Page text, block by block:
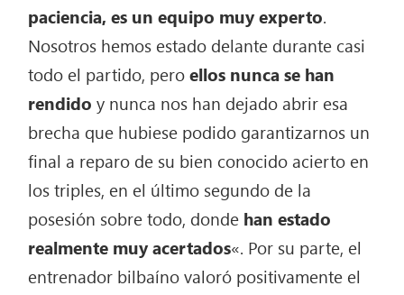
paciencia, es un equipo muy experto.
Nosotros hemos estado delante durante casi
todo el partido, peroellos nunca se han
rendido y nunca nos han dejado abrir esa
brecha que hubiese podido garantizarnos un
final a reparo de su bien conocido acierto en
los triples, en el último segundo de la
posesión sobre todo, donde han estado
realmente muy acertados«. Por su parte, el
entrenador bilbaíno valoró positivamente el